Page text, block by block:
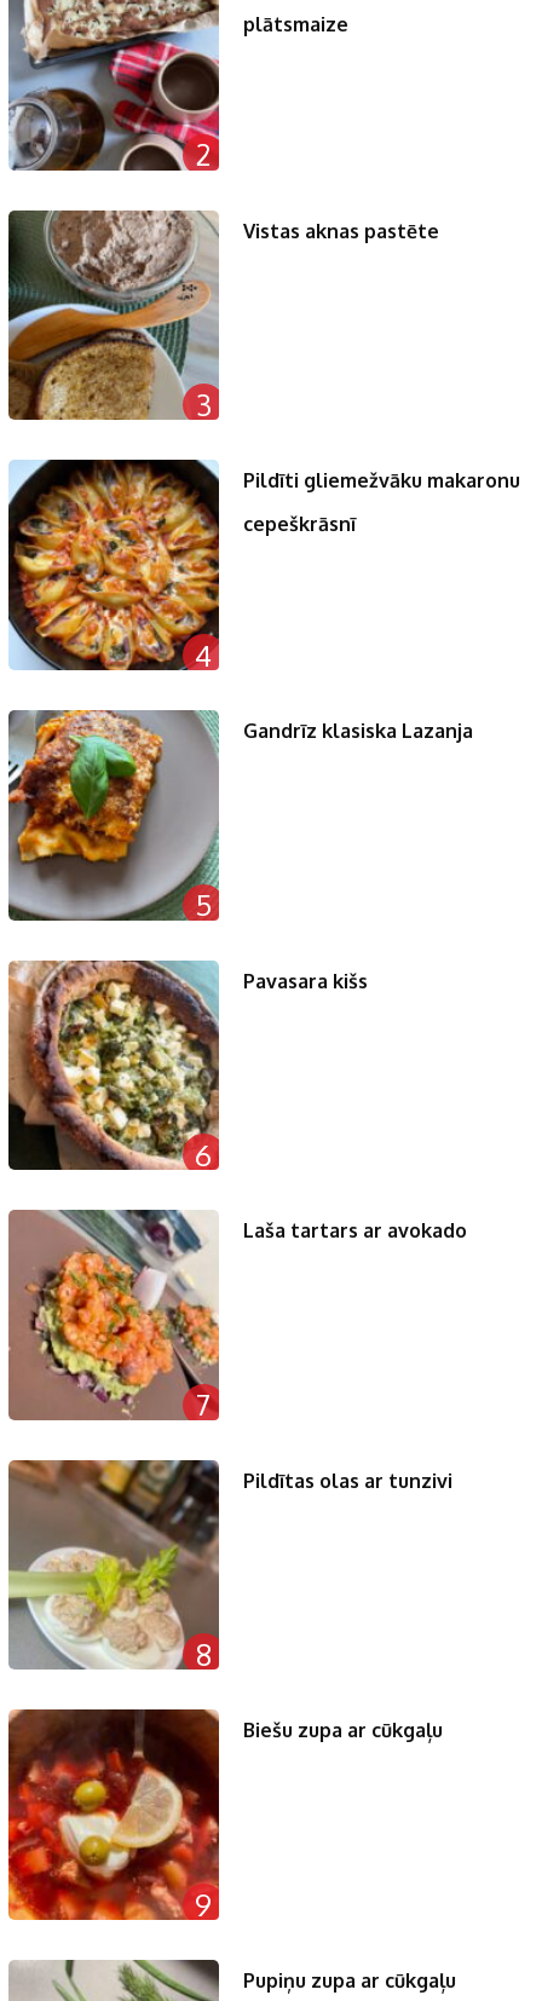
2
plātsmaize
3
Vistas aknas pastēte
4
Pildīti gliemežvāku makaronu
cepeškrāsnī
5
Gandrīz klasiska Lazanja
6
Pavasara kišs
7
Laša tartars ar avokado
8
Pildītas olas ar tunzivi
9
Biešu zupa ar cūkgaļu
Pupiņu zupa ar cūkgaļu